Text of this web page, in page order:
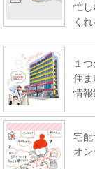
忙し
く
１
住ま
情報
宅配
オ